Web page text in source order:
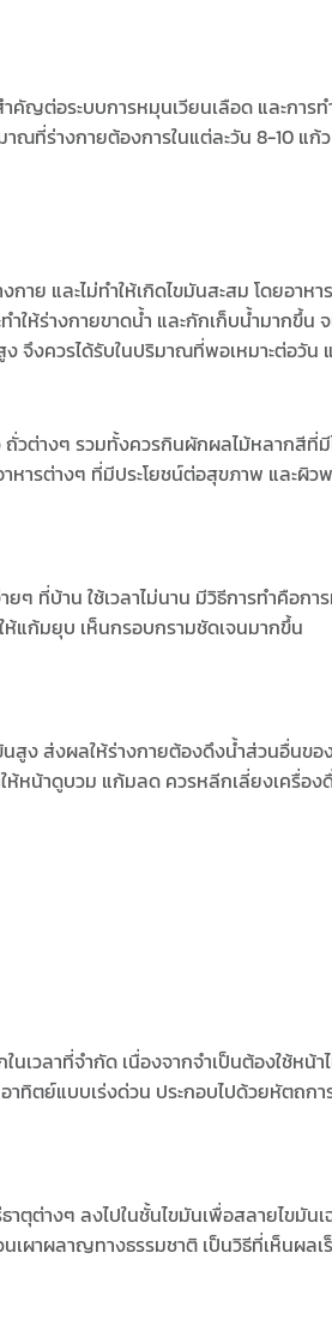
ญต่อระบบการหมุนเวียนเลือด และการท
ที่ร่างกายต้องการในแต่ละวัน 8-10 แ
ย และไม่ทำให้เกิดไขมันสะสม โดยอาห
ำให้ร่างกายขาดน้ำ และกักเก็บน้ำมากขึ้
จึงควรได้รับในปริมาณที่พอเหมาะต่อวัน
ถั่วต่างๆ รวมทั้งควรกินผักผลไม้หลากสีที่
หารต่างๆ ที่มีประโยชน์ต่อสุขภาพ และผิ
ๆ ที่บ้าน ใช้เวลาไม่นาน มีวิธีการทำคือก
ห้แก้มยุบ เห็นกรอบกรามชัดเจนมากขึ้น
สูง ส่งผลให้ร่างกายต้องดึงน้ำส่วนอื่นขอ
ห้หน้าดูบวม แก้มลด ควรหลีกเลี่ยงเครื่อ
เวลาที่จำกัด เนื่องจากจำเป็นต้องใช้ห
าทิตย์แบบเร่งด่วน ประกอบไปด้วยหัตถก
ตุต่างๆ ลงไปในชั้นไขมันเพื่อสลายไขมัน
เผาผลาญทางธรรมชาติ เป็นวิธีที่เห็นผลเ